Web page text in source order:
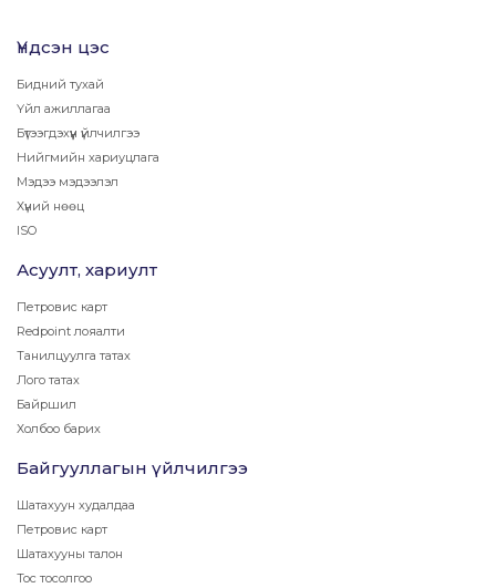
Үндсэн цэс
Бидний тухай
Үйл ажиллагаа
Бүтээгдэхүүн үйлчилгээ
Нийгмийн хариуцлага
Мэдээ мэдээлэл
Хүний нөөц
ISO
Асуулт, хариулт
Петровис карт
Redpoint лояалти
Танилцуулга татах
Лого татах
Байршил
Холбоо барих
Байгууллагын үйлчилгээ
Шатахуун худалдаа
Петровис карт
Шатахууны талон
Тос тосолгоо